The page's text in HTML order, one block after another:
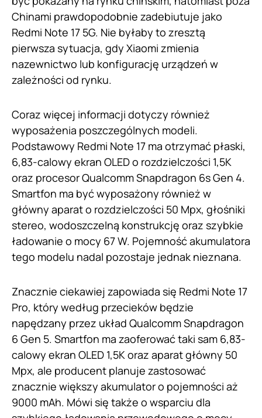
Chinami prawdopodobnie zadebiutuje jako
Redmi Note 17 5G. Nie byłaby to zresztą
pierwsza sytuacja, gdy Xiaomi zmienia
nazewnictwo lub konfigurację urządzeń w
zależności od rynku.
Coraz więcej informacji dotyczy również
wyposażenia poszczególnych modeli.
Podstawowy Redmi Note 17 ma otrzymać płaski,
6,83-calowy ekran OLED o rozdzielczości 1,5K
oraz procesor Qualcomm Snapdragon 6s Gen 4.
Smartfon ma być wyposażony również w
główny aparat o rozdzielczości 50 Mpx, głośniki
stereo, wodoszczelną konstrukcję oraz szybkie
ładowanie o mocy 67 W. Pojemność akumulatora
tego modelu nadal pozostaje jednak nieznana.
Znacznie ciekawiej zapowiada się Redmi Note 17
Pro, który według przecieków będzie
napędzany przez układ Qualcomm Snapdragon
6 Gen 5. Smartfon ma zaoferować taki sam 6,83-
calowy ekran OLED 1,5K oraz aparat główny 50
Mpx, ale producent planuje zastosować
znacznie większy akumulator o pojemności aż
9000 mAh. Mówi się także o wsparciu dla